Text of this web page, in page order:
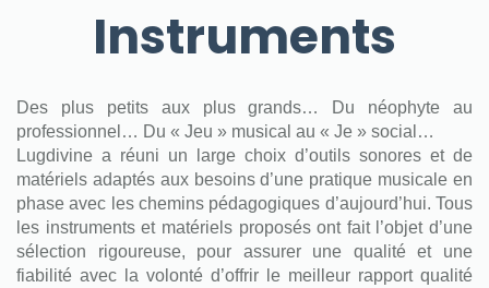
Instruments
Des plus petits aux plus grands… Du néophyte au
professionnel… Du « Jeu » musical au « Je » social…
Lugdivine a réuni un large choix d’outils sonores et de
matériels adaptés aux besoins d’une pratique musicale en
phase avec les chemins pédagogiques d’aujourd’hui. Tous
les instruments et matériels proposés ont fait l’objet d’une
sélection rigoureuse, pour assurer une qualité et une
fiabilité avec la volonté d’offrir le meilleur rapport qualité